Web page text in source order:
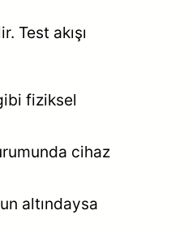
Test akışı
fiziksel
cihaz
altındaysa